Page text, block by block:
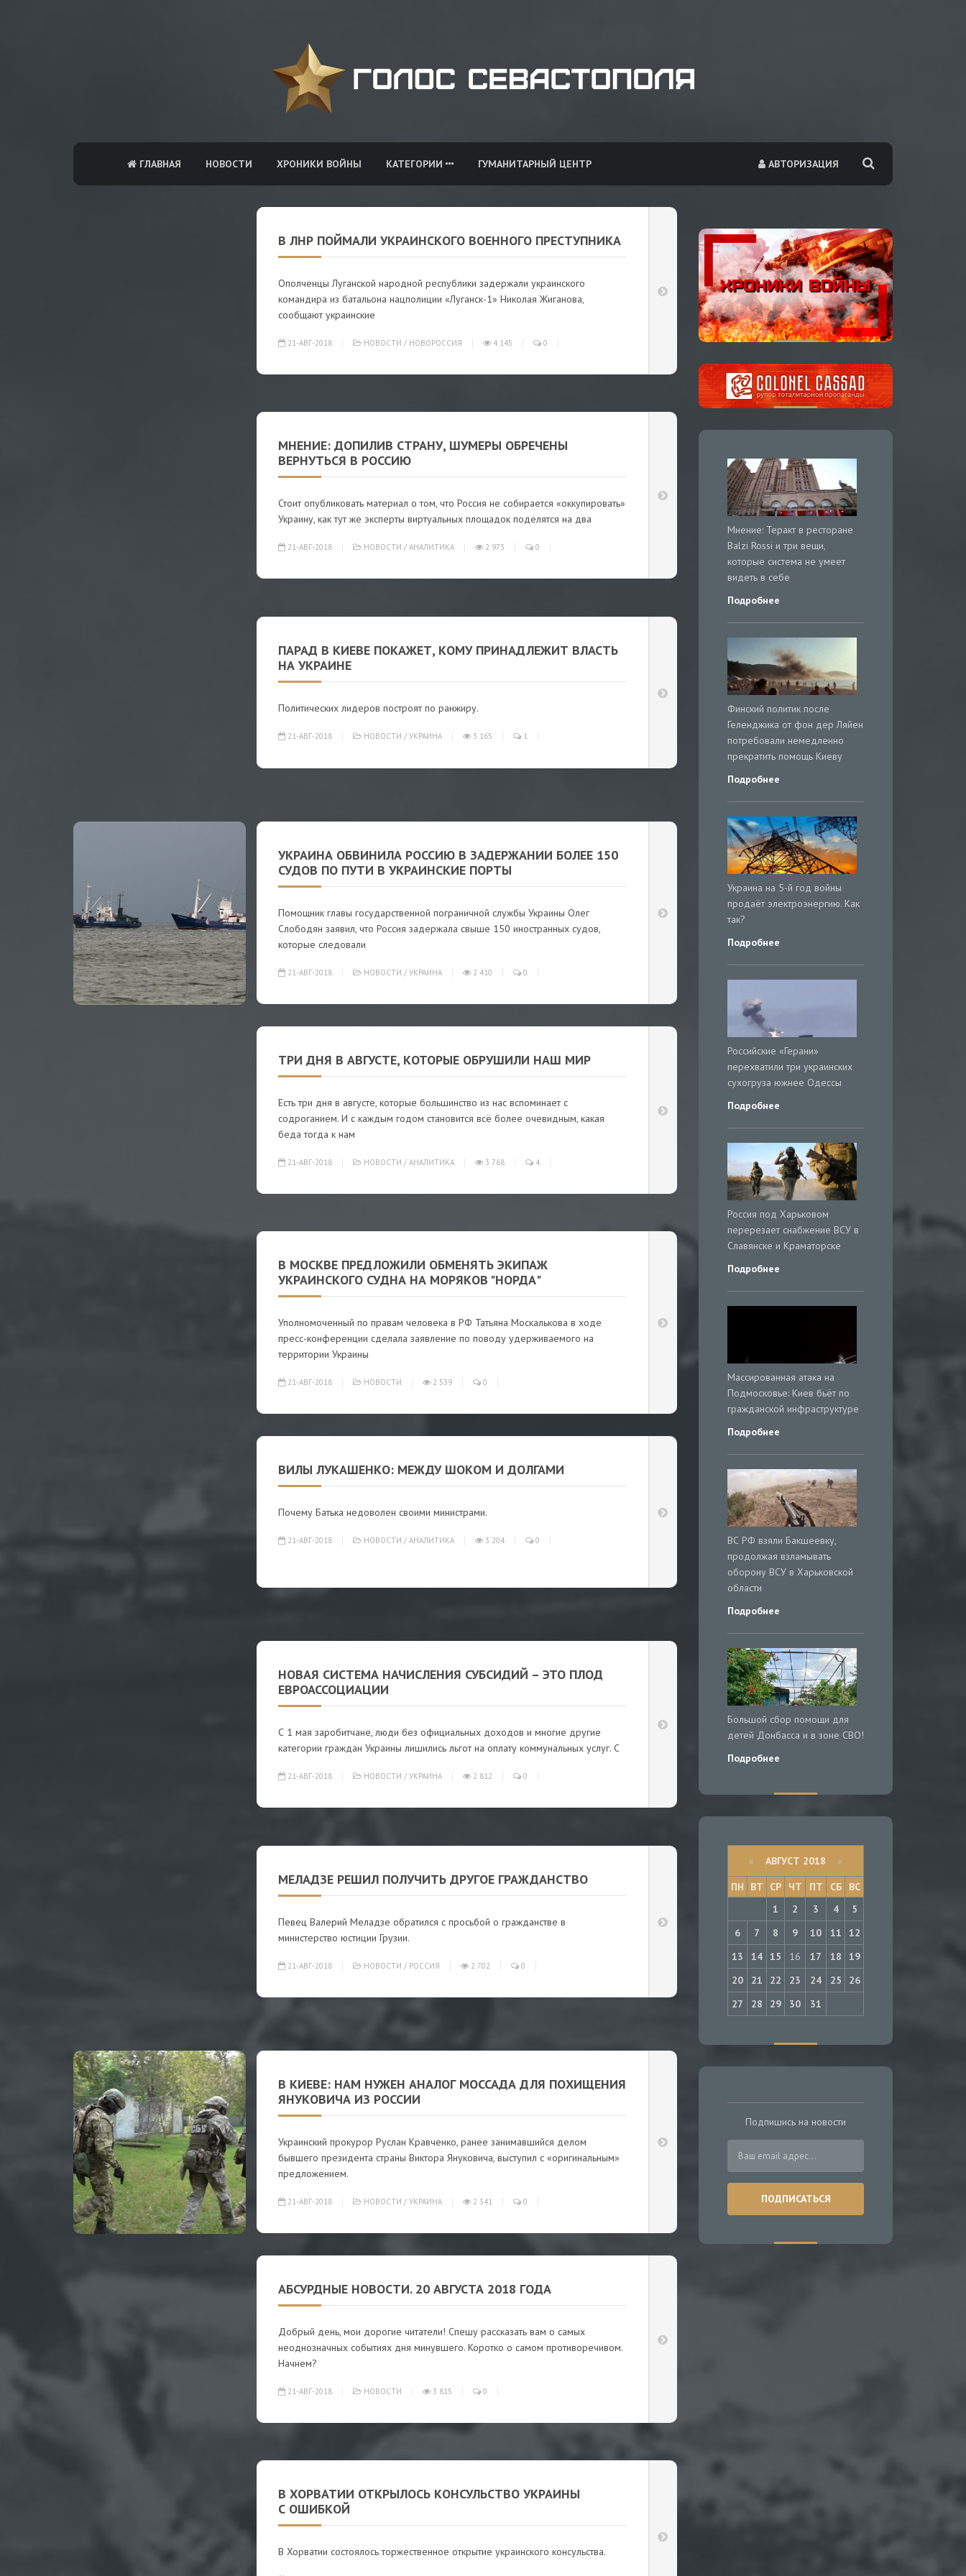
АВТОРИЗАЦИЯ
ГЛАВНАЯ НОВОСТИ ХРОНИКИ ВОЙНЫ КАТЕГОРИИ ГУМАНИТАРНЫЙ ЦЕНТР
В ЛНР ПОЙМАЛИ УКРАИНСКОГО ВОЕННОГО ПРЕСТУПНИКА
Ополченцы Луганской народной республики задержали украинского
командира из батальона нацполиции «Луганск-1» Николая Жиганова,
сообщают украинские
21-АВГ-2018 НОВОСТИ / НОВОРОССИЯ 4 145 0
МНЕНИЕ: ДОПИЛИВ СТРАНУ, ШУМЕРЫ ОБРЕЧЕНЫ
ВЕРНУТЬСЯ В РОССИЮ
Стоит опубликовать материал о том, что Россия не собирается «оккупировать»
Украину, как тут же эксперты виртуальных площадок поделятся на два
21-АВГ-2018 НОВОСТИ / АНАЛИТИКА 2 973 0
ПАРАД В КИЕВЕ ПОКАЖЕТ, КОМУ ПРИНАДЛЕЖИТ ВЛАСТЬ
НА УКРАИНЕ
Политических лидеров построят по ранжиру.
21-АВГ-2018 НОВОСТИ / УКРАИНА 3 165 1
УКРАИНА ОБВИНИЛА РОССИЮ В ЗАДЕРЖАНИИ БОЛЕЕ 150
СУДОВ ПО ПУТИ В УКРАИНСКИЕ ПОРТЫ
Помощник главы государственной пограничной службы Украины Олег
Слободян заявил, что Россия задержала свыше 150 иностранных судов,
которые следовали
21-АВГ-2018 НОВОСТИ / УКРАИНА 2 410 0
ТРИ ДНЯ В АВГУСТЕ, КОТОРЫЕ ОБРУШИЛИ НАШ МИР
Есть три дня в августе, которые большинство из нас вспоминает с
содроганием. И с каждым годом становится всё более очевидным, какая
беда тогда к нам
21-АВГ-2018 НОВОСТИ / АНАЛИТИКА 3 768 4
В МОСКВЕ ПРЕДЛОЖИЛИ ОБМЕНЯТЬ ЭКИПАЖ
УКРАИНСКОГО СУДНА НА МОРЯКОВ "НОРДА"
Уполномоченный по правам человека в РФ Татьяна Москалькова в ходе
пресс-конференции сделала заявление по поводу удерживаемого на
территории Украины
21-АВГ-2018 НОВОСТИ 2 539 0
ВИЛЫ ЛУКАШЕНКО: МЕЖДУ ШОКОМ И ДОЛГАМИ
Почему Батька недоволен своими министрами.
21-АВГ-2018 НОВОСТИ / АНАЛИТИКА 3 204 0
НОВАЯ СИСТЕМА НАЧИСЛЕНИЯ СУБСИДИЙ – ЭТО ПЛОД
ЕВРОАССОЦИАЦИИ
С 1 мая заробитчане, люди без официальных доходов и многие другие
категории граждан Украины лишились льгот на оплату коммунальных услуг. С
21-АВГ-2018 НОВОСТИ / УКРАИНА 2 812 0
МЕЛАДЗЕ РЕШИЛ ПОЛУЧИТЬ ДРУГОЕ ГРАЖДАНСТВО
Певец Валерий Меладзе обратился с просьбой о гражданстве в
министерство юстиции Грузии.
21-АВГ-2018 НОВОСТИ / РОССИЯ 2 702 0
В КИЕВЕ: НАМ НУЖЕН АНАЛОГ МОССАДА ДЛЯ ПОХИЩЕНИЯ
ЯНУКОВИЧА ИЗ РОССИИ
Украинский прокурор Руслан Кравченко, ранее занимавшийся делом
бывшего президента страны Виктора Януковича, выступил с «оригинальным»
предложением.
21-АВГ-2018 НОВОСТИ / УКРАИНА 2 341 0
АБСУРДНЫЕ НОВОСТИ. 20 АВГУСТА 2018 ГОДА
Добрый день, мои дорогие читатели! Спешу рассказать вам о самых
неоднозначных событиях дня минувшего. Коротко о самом противоречивом.
Начнем?
21-АВГ-2018 НОВОСТИ 3 815 0
В ХОРВАТИИ ОТКРЫЛОСЬ КОНСУЛЬСТВО УКРАИНЫ
С ОШИБКОЙ
В Хорватии состоялось торжественное открытие украинского консульства.
Мнение: Теракт в ресторане
Balzi Rossi и три вещи,
которые система не умеет
видеть в себе
Подробнее
Финский политик после
Геленджика от фон дер Ляйен
потребовали немедленно
прекратить помощь Киеву
Подробнее
Украина на 5-й год войны
продаёт электроэнергию. Как
так?
Подробнее
Российские «Герани»
перехватили три украинских
сухогруза южнее Одессы
Подробнее
Россия под Харьковом
перерезает снабжение ВСУ в
Славянске и Краматорске
Подробнее
Массированная атака на
Подмосковье: Киев бьёт по
гражданской инфраструктуре
Подробнее
ВС РФ взяли Бакшеевку,
продолжая взламывать
оборону ВСУ в Харьковской
области
Подробнее
Большой сбор помощи для
детей Донбасса и в зоне СВО!
Подробнее
« АВГУСТ 2018 »
ПН
ВТ СР ЧТ ПТ СБ
ВС
1
2 3 4
5
6
7 8 9 10 11
12
13
14 15 16 17 18
19
20
21 22 23 24 25
26
27
28 29 30 31
Подпишись на новости